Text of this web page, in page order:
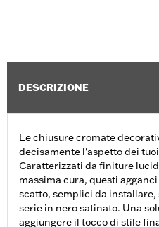
DESCRIZIONE
Le chiusure cromate
decisamente l'aspetto dei
Caratterizzati da finiture
massima cura, questi
scatto, semplici da
serie in nero satinato. Una
aggiungere il tocco di stile